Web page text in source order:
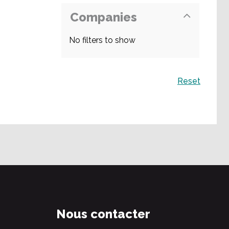
Companies
No filters to show
Reset
Nous contacter